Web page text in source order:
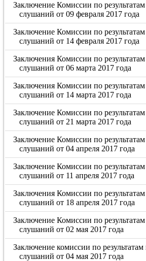
Заключение Комиссии по
слушаний от 09 февраля 2017 года
Заключение Комиссии по
слушаний от 14 февраля 2017 года
Заключения Комиссии по
слушаний от 06 марта 2017 года
Заключения Комиссии по
слушаний от 14 марта 2017 года
Заключение Комиссии по
слушаний от 21 марта 2017 года
Заключение Комиссии по
слушаний от 04 апреля 2017 года
Заключение Комиссии по
слушаний от 11 апреля 2017 года
Заключения Комиссии по
слушаний от 18 апреля 2017 года
Заключение Комиссии по
слушаний от 02 мая 2017 года
Заключение комиссии по
слушаний от 04 мая 2017 года